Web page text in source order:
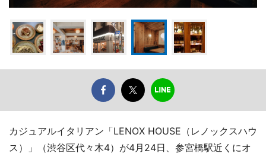
カジュアルイタリアン「LENOX HOUSE（レノックスハウ
ス）」（渋谷区代々木4）が4月24日、参宮橋駅近くにオ